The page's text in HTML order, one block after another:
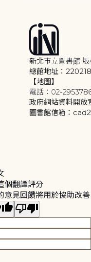
新北市立圖書館
總館地址：
【地圖】
電話：02-
政府網站資料開放
圖書館信箱：
個翻譯評分
意見回饋將用於協助改